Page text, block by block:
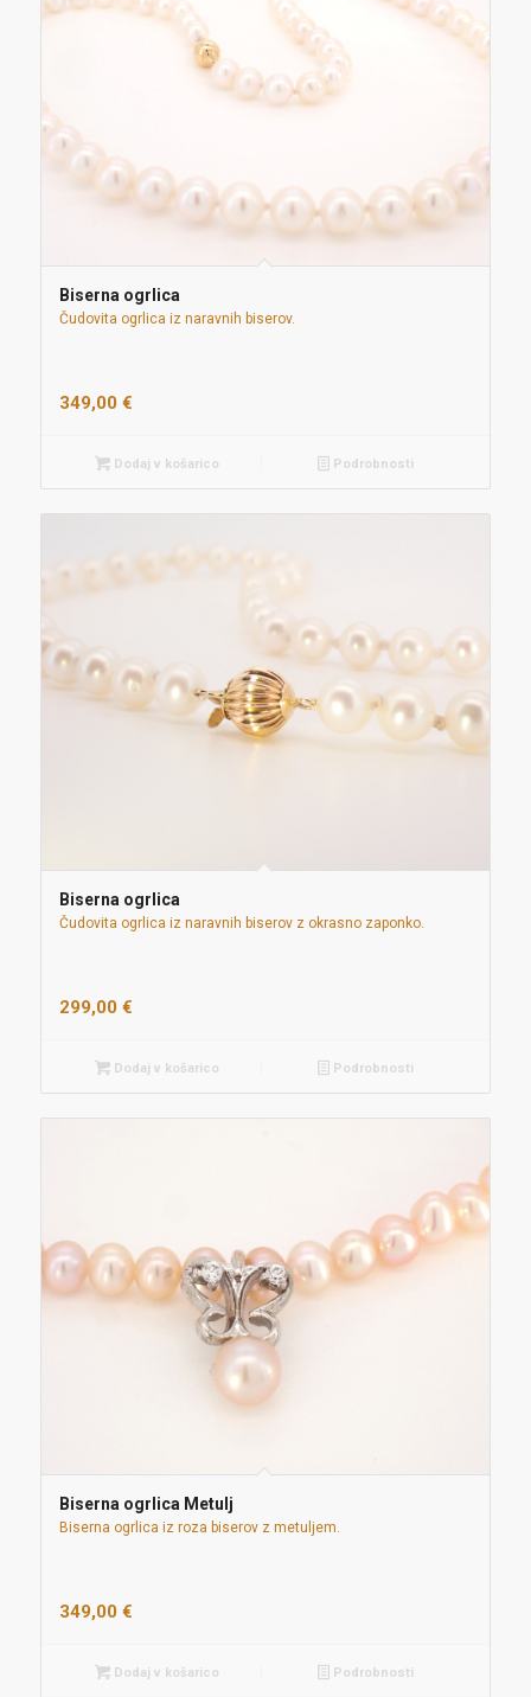
Biserna ogrlica
Čudovita ogrlica iz naravnih biserov.
349,00 €
Dodaj v košarico Podrobnosti
Biserna ogrlica
Čudovita ogrlica iz naravnih biserov z okrasno zaponko.
299,00 €
Dodaj v košarico Podrobnosti
Biserna ogrlica Metulj
Biserna ogrlica iz roza biserov z metuljem.
349,00 €
Dodaj v košarico Podrobnosti